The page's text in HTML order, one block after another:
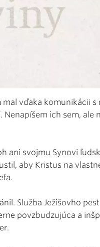
vďaka komunikácii
ich sem, ale
ani svojmu Synovi
aby Kristus na
Služba Ježišovho
povzbudzujúca a